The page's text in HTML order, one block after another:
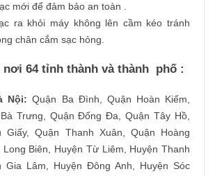
mới để đảm bảo an toàn .
ra khỏi máy không lên cầm kéo tránh
chân cắm sạc hỏng.
nơi 64 tỉnh thành và thành phố :
Nội: Quận Ba Đình, Quận Hoàn Kiếm,
Trưng, Quận Đống Đa, Quận Tây Hồ,
Giấy, Quận Thanh Xuân, Quận Hoàng
Long Biên, Huyện Từ Liêm, Huyện Thanh
Gia Lâm, Huyện Đông Anh, Huyện Sóc